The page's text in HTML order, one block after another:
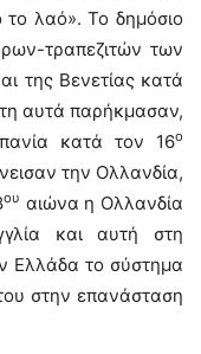
λαό». Το δημόσιο
τραπεζιτών των
της Βενετίας κατά
αυτά παρήκμασαν,
κατά τον 16ο
την Ολλανδία,
ου αιώνα η Ολλανδία
και αυτή στη
Ελλάδα το σύστημα
στην επανάσταση